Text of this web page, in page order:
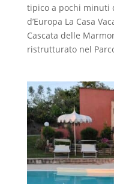
tipico a pochi minuti
d’Europa La Casa
Cascata delle
ristrutturato nel